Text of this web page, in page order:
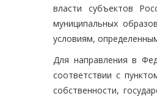
власти субъектов
муниципальных
условиям,
Для направления в
соответствии с
собственности,